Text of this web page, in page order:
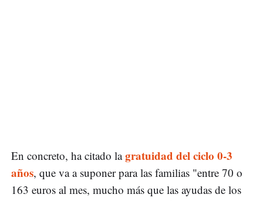
En concreto, ha citado lagratuidad del ciclo 0-3
años, que va a suponer para las familias "entre 70 o
163 euros al mes, mucho más que las ayudas de los